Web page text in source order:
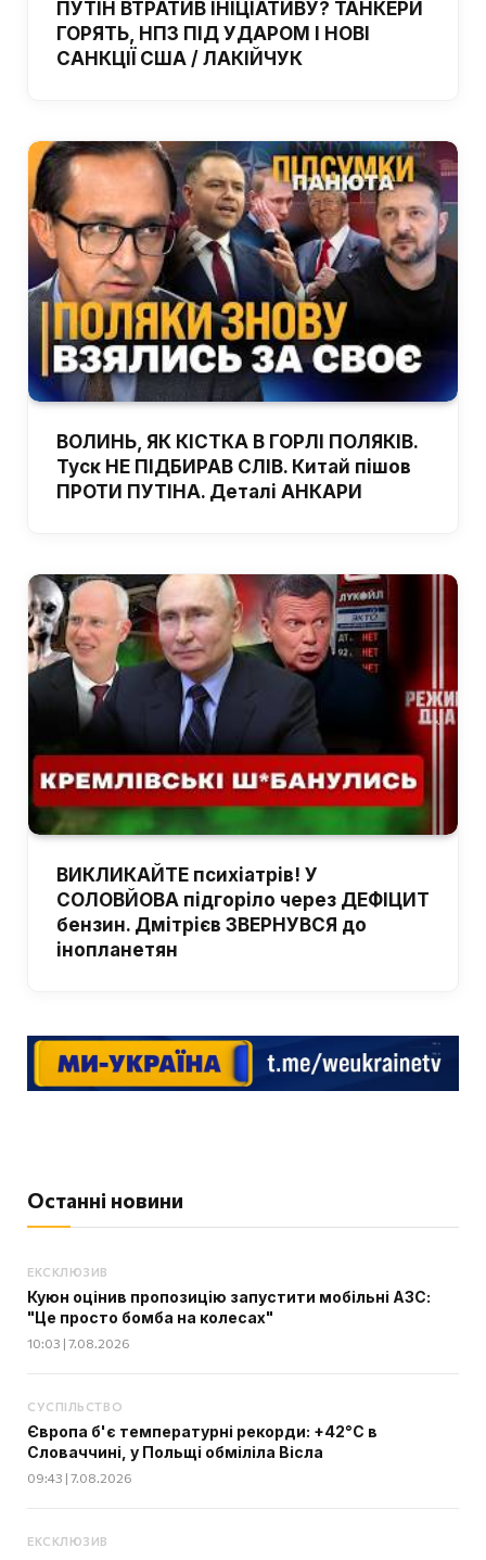
ПУТІН ВТРАТИВ ІНІЦІАТИВУ? ТАНКЕРИ
ГОРЯТЬ, НПЗ ПІД УДАРОМ І НОВІ
САНКЦІЇ США / ЛАКІЙЧУК
ВОЛИНЬ, ЯК КІСТКА В ГОРЛІ ПОЛЯКІВ.
Туск НЕ ПІДБИРАВ СЛІВ. Китай пішов
ПРОТИ ПУТІНА. Деталі АНКАРИ
ВИКЛИКАЙТЕ психіатрів! У
СОЛОВЙОВА підгоріло через ДЕФІЦИТ
бензин. Дмітрієв ЗВЕРНУВСЯ до
інопланетян
Останні новини
ЕКСКЛЮЗИВ
Куюн оцінив пропозицію запустити мобільні АЗС:
"Це просто бомба на колесах"
10:03 | 7.08.2026
СУСПІЛЬСТВО
Європа б'є температурні рекорди: +42°C в
Словаччині, у Польщі обміліла Вісла
09:43 | 7.08.2026
ЕКСКЛЮЗИВ